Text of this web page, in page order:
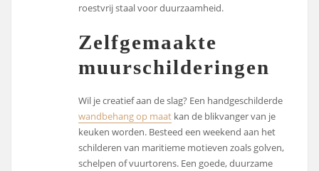
roestvrij staal voor duurzaamheid.
Zelfgemaakte
muurschilderingen
Wil je creatief aan de slag? Een handgeschilderde
wandbehang op maat kan de blikvanger van je
keuken worden. Besteed een weekend aan het
schilderen van maritieme motieven zoals golven,
schelpen of vuurtorens. Een goede, duurzame